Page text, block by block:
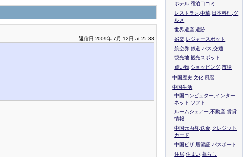
返信日:2009年 7月 12日 at 22:38
ホテル,宿泊口コミ
レストラン,中華,日本料理,グ
ルメ
世界遺産,遺跡
娯楽,レジャースポット
航空券,鉄道,バス,交通
観光地,観光スポット
買い物,ショッピング,市場
中国歴史,文化,風習
中国生活
中国コンピュター,インター
ネット,ソフト
ルームシェアー,不動産,賃貸
情報
中国元両替,送金,クレジット
カード
中国ビザ,居留証,パスポート
住居,住まい,暮らし